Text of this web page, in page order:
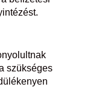
szükséges